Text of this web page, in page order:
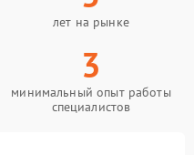
лет на рынке
3
минимальный опыт работы
специалистов